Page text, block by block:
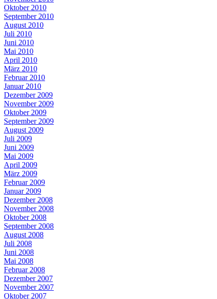
Oktober 2010
September 2010
August 2010
Juli 2010
Juni 2010
Mai 2010
April 2010
März 2010
Februar 2010
Januar 2010
Dezember 2009
November 2009
Oktober 2009
September 2009
August 2009
Juli 2009
Juni 2009
Mai 2009
April 2009
März 2009
Februar 2009
Januar 2009
Dezember 2008
November 2008
Oktober 2008
September 2008
August 2008
Juli 2008
Juni 2008
Mai 2008
Februar 2008
Dezember 2007
November 2007
Oktober 2007